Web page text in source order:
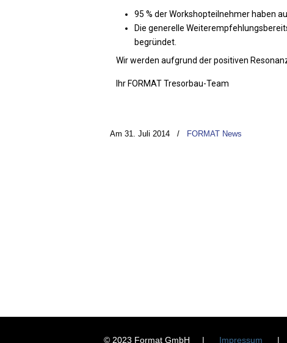
95 % der Workshopteilnehmer haben
Die generelle
begründet.
Wir werden aufgrund der positiven
Ihr FORMAT Tresorbau-Team
Am 31. Juli 2014 / FORMAT News
© 2023 Format GmbH | Impressum